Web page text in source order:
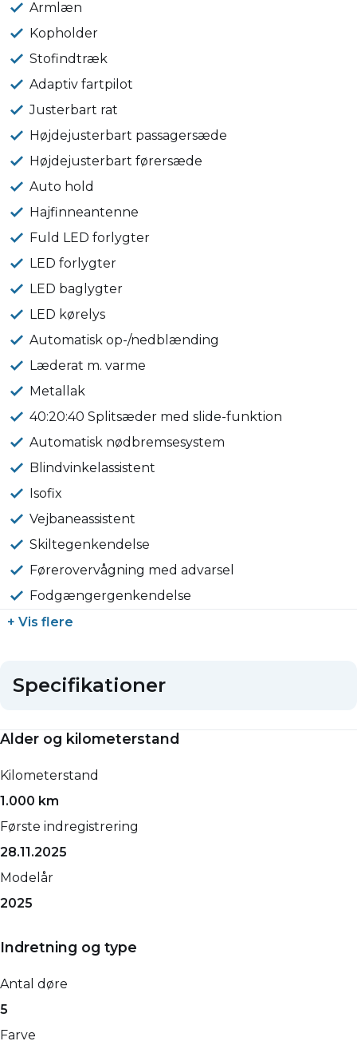
Armlæn
Kopholder
Stofindtræk
Adaptiv fartpilot
Justerbart rat
Højdejusterbart passagersæde
Højdejusterbart førersæde
Auto hold
Hajfinneantenne
Fuld LED forlygter
LED forlygter
LED baglygter
LED kørelys
Automatisk op-/nedblænding
Læderat m. varme
Metallak
40:20:40 Splitsæder med slide-funktion
Automatisk nødbremsesystem
Blindvinkelassistent
Isofix
Vejbaneassistent
Skiltegenkendelse
Førerovervågning med advarsel
Fodgængergenkendelse
+ Vis flere
Specifikationer
Alder og kilometerstand
Kilometerstand
1.000 km
Første indregistrering
28.11.2025
Modelår
2025
Indretning og type
Antal døre
5
Farve